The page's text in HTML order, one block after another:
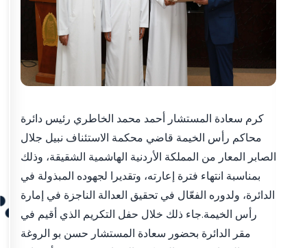
كرم سعادة المستشار أحمد محمد الخاطري رئيس دائرة
محاكم رأس الخيمة قاضي محكمة الاستئناف نبيل جلال
الصابر المعار من المملكة الأردنية الهاشمية الشقيقة، وذلك
بمناسبة انتهاء فترة إعارته، وتقديرا لجهوده المبذولة في
الدائرة، ولدوره الفعّال في تحقيق العدالة الناجزة في إمارة
رأس الخيمة.جاء ذلك خلال حفل التكريم الذي أقيم في
مقر الدائرة بحضور سعادة المستشار حسن بو الروغة